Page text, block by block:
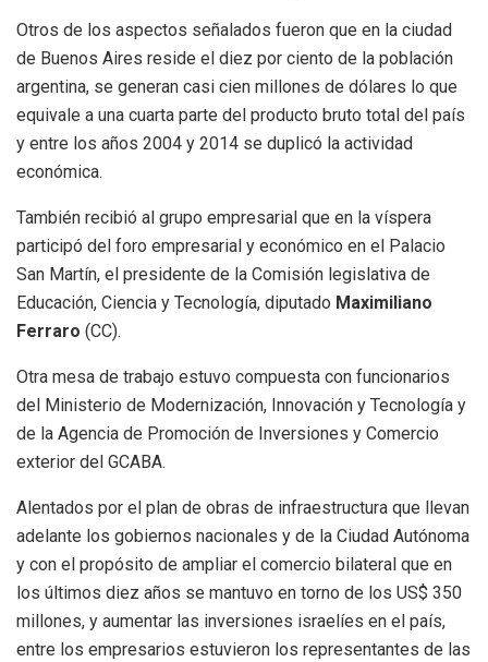
Otros de los aspectos señalados fueron que en la ciudad
de Buenos Aires reside el diez por ciento de la población
argentina, se generan casi cien millones de dólares lo que
equivale a una cuarta parte del producto bruto total del país
y entre los años 2004 y 2014 se duplicó la actividad
económica.
También recibió al grupo empresarial que en la víspera
participó del foro empresarial y económico en el Palacio
San Martín, el presidente de la Comisión legislativa de
Educación, Ciencia y Tecnología, diputado Maximiliano
Ferraro (CC).
Otra mesa de trabajo estuvo compuesta con funcionarios
del Ministerio de Modernización, Innovación y Tecnología y
de la Agencia de Promoción de Inversiones y Comercio
exterior del GCABA.
Alentados por el plan de obras de infraestructura que llevan
adelante los gobiernos nacionales y de la Ciudad Autónoma
y con el propósito de ampliar el comercio bilateral que en
los últimos diez años se mantuvo en torno de los US$ 350
millones, y aumentar las inversiones israelíes en el país,
entre los empresarios estuvieron los representantes de las